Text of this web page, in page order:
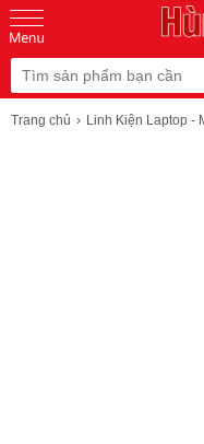
Trang chủ Linh Kiện Laptop -